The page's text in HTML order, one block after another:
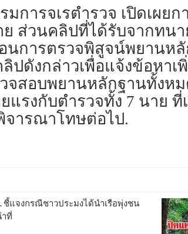
การ​จเรตำรวจ​ เปิดเผย
ย​ ส่วนคลิปที่ได้รับจากท
การตรวจพิสูจน์​พยานห
ปดังกล่าว​เพื่อแจ้งข้อหาเ
จสอบพยานหลักฐาน​ทั้งห
รงกับตำรวจทั้ง 7 ​นาย ที่​
จารณา​โทษ​ต่อไป.
แจงกรณีชาวประมงได้นำเรือพุ่งชน
าที่